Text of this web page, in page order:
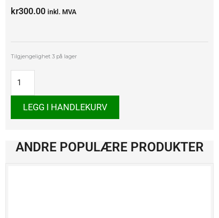
kr300.00 inkl. MVA
Tilgjengelighet 3 på lager
Dodge
antall
LEGG I HANDLEKURV
ANDRE POPULÆRE PRODUKTER